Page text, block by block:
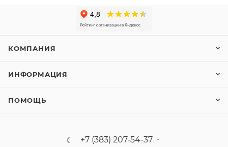
КОМПАНИЯ
ИНФОРМАЦИЯ
ПОМОЩЬ
+7 (383) 207-54-37